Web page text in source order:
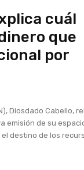
cuál
que
por
Diosdado Cabello,
emisión de su
destino de los